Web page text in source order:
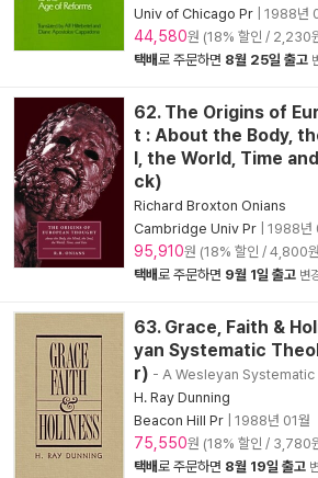
Univ of Chicago Pr
1988년
44,580원 (18% 할인 / 2,230
택배로 주문하면 8월 25일 출고
62. The Origins of
t : About the Body,
l, the World, Time
ck)
Richard Broxton Onians
Cambridge Univ Pr
1988년
95,910원 (18% 할인 / 4,800
택배로 주문하면 9월 1일 출고 변
63. Grace, Faith &
yan Systematic
r) - A Wesleyan
H. Ray Dunning
Beacon Hill Pr
1988년 01월
75,550원 (18% 할인 / 3,780
택배로 주문하면 8월 19일 출고